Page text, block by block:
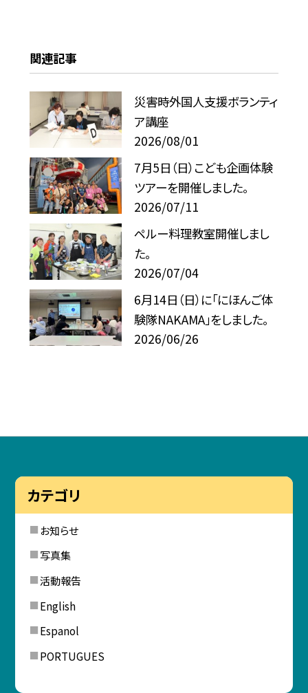
関連記事
災害時外国人支援ボランティ
ア講座
2026/08/01
7月5日（日）こども企画体験
ツアーを開催しました。
2026/07/11
ペルー料理教室開催しまし
た。
2026/07/04
6月14日（日）に「にほんご体
験隊NAKAMA」をしました。
2026/06/26
カテゴリ
お知らせ
写真集
活動報告
English
Espanol
PORTUGUES